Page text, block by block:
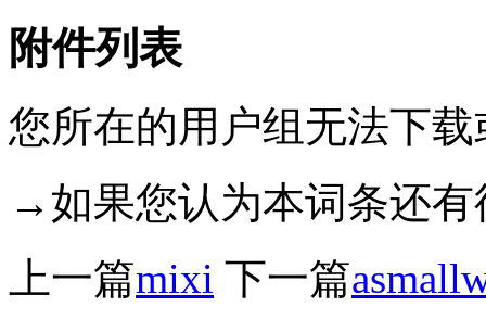
附件列表
您所在的用户组无法下
→如果您认为本词条还
上一篇mixi 下一篇